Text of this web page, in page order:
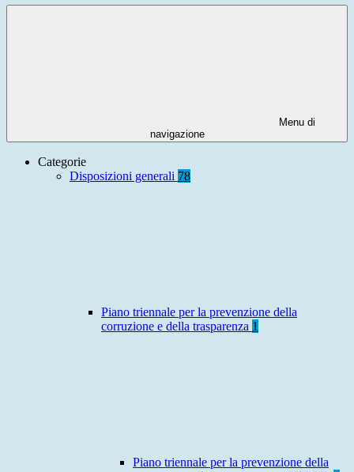
Menu di
navigazione
Categorie
Disposizioni generali 78
Piano triennale per la prevenzione della
corruzione e della trasparenza 1
Piano triennale per la prevenzione della